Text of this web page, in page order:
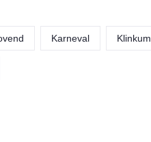
Karneval Klinkum